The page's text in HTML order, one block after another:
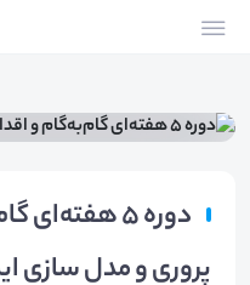
دوره 5
پروری و مدل سازی